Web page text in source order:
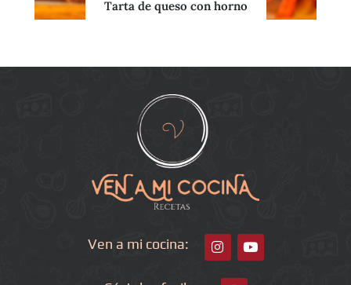
Tarta de queso con horno
Ven a mi cocina: